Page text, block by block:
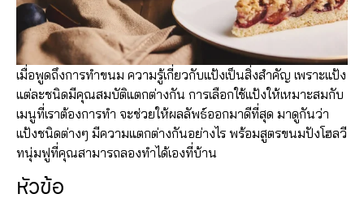
เมื่อพูดถึงการทำขนม ความรู้เกี่ยวกับแป้งเป็นสิ่งสำคัญ เพราะแป้ง
แต่ละชนิดมีคุณสมบัติแตกต่างกัน การเลือกใช้แป้งให้เหมาะสมกับ
เมนูที่เราต้องการทำ จะช่วยให้ผลลัพธ์ออกมาดีที่สุด มาดูกันว่า
แป้งชนิดต่างๆ มีความแตกต่างกันอย่างไร พร้อมสูตรขนมปังโฮลวี
ทนุ่มฟูที่คุณสามารถลองทำได้เองที่บ้าน
หัวข้อ